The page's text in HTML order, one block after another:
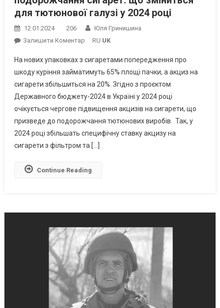
для тютюнової галузі у 2024 році
12.01.2024 206
Юля Гринишина
Залишити КоментарOn
Маркування
На
Упаковках
І
Подорожчання
Сигарет:
Що
Зміниться
Галузі
RU UK
На нових упаковках з сигаретами попередження про
шкоду куріння займатимуть 65% площі пачки, а акциз на
сигарети збільшиться на 20%. Згідно з проєктом
Державного бюджету-2024 в Україні у 2024 році
очікується чергове підвищення акцизів на сигарети, що
призведе до подорожчання тютюнових виробів. Так, у
2024 році збільшать специфічну ставку акцизу на
сигарети з фільтром та […]
Continue Reading